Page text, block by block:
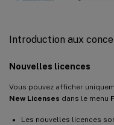
Introduction aux
Nouvelles licences
Vous pouvez afficher
New Licenses dans le menu
Les nouvelles licences